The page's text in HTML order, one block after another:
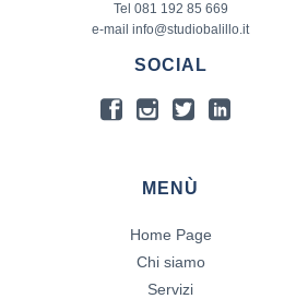
Tel 081 192 85 669
e-mail info@studiobalillo.it
SOCIAL
MENÙ
Home Page
Chi siamo
Servizi